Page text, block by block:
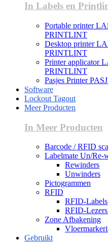
In Labels en
Portable printer
PRINTLINT
Desktop printer
PRINTLINT
Printer applicator
PRINTLINT
Pasjes Printer
Software
Lockout Tagout
Meer Producten
In Meer Producten
Barcode / RFID
Labelmate Un/Re-
Rewinders
Unwinders
Pictogrammen
RFID
RFID-Labels
RFID-
Zone Afbakening
Gebruikt